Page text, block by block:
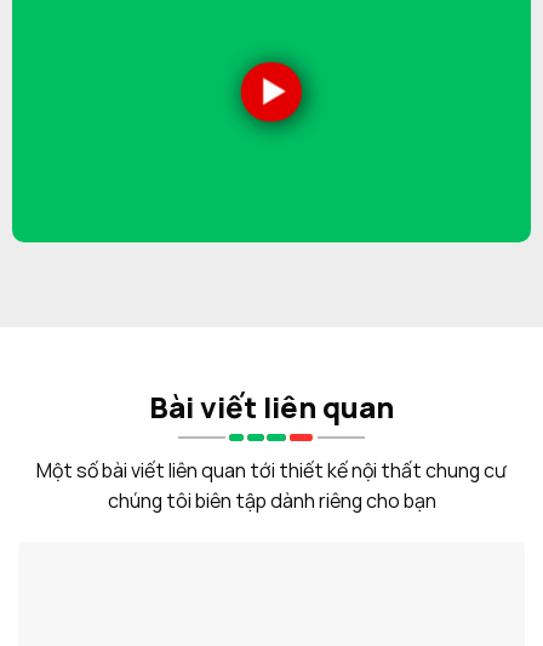
Bài viết liên quan
Một số bài viết liên quan tới thiết kế nội thất chung cư
chúng tôi biên tập dành riêng cho bạn